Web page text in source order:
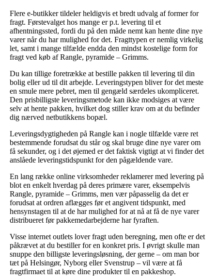
Flere e-butikker tildeler heldigvis et bredt udvalg af former for
fragt. Førstevalget hos mange er p.t. levering til et
afhentningssted, fordi du på den måde nemt kan hente dine nye
varer når du har mulighed for det. Fragttypen er nemlig virkelig
let, samt i mange tilfælde endda den mindst kostelige form for
fragt ved køb af Rangle, pyramide – Grimms.
Du kan tillige foretrække at bestille pakken til levering til din
bolig eller ud til dit arbejde. Leveringstypen bliver for det meste
en smule mere pebret, men til gengæld særdeles ukompliceret.
Den prisbilligste leveringsmetode kan ikke modsiges at være
selv at hente pakken, hvilket dog stiller krav om at du befinder
dig nærved netbutikkens bopæl.
Leveringsdygtigheden på Rangle kan i nogle tilfælde være ret
bestemmende forudsat du står og skal bruge dine nye varer om
få sekunder, og i det øjemed er det faktisk vigtigt at vi finder det
anslåede leveringstidspunkt for den pågældende vare.
En lang række online virksomheder reklamerer med levering på
blot en enkelt hverdag på deres primære varer, eksempelvis
Rangle, pyramide – Grimms, men vær påpasselig da det er
forudsat at ordren aflægges før et angivent tidspunkt, med
hensynstagen til at de har mulighed for at nå at få de nye varer
distribueret før pakkemedarbejderne har fyraften.
Visse internet outlets lover fragt uden beregning, men ofte er det
påkrævet at du bestiller for en konkret pris. I øvrigt skulle man
snuppe den billigste leveringsløsning, der gerne – om man bor
tæt på Helsingør, Nyborg eller Svenstrup – vil være at få
fragtfirmaet til at køre dine produkter til en pakkeshop.